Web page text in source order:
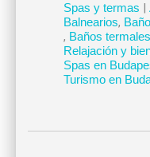
Spas y termas |
Balnearios,
, Baños termales
Relajación y
Spas en
Turismo en